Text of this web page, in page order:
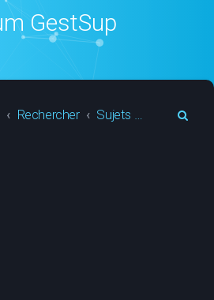
GestSup
Rechercher Sujets sans réponse